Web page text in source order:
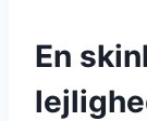
En